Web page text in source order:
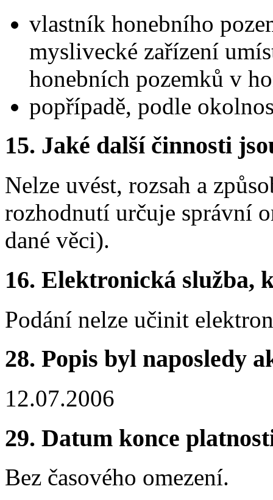
vlastník honebního
myslivecké zařízení
honebních pozemků v
popřípadě, podle
15. Jaké další činnosti
Nelze uvést, rozsah a
rozhodnutí určuje správní
dané věci).
16. Elektronická služba,
Podání nelze učinit
28. Popis byl naposledy
12.07.2006
29. Datum konce
Bez časového omezení.